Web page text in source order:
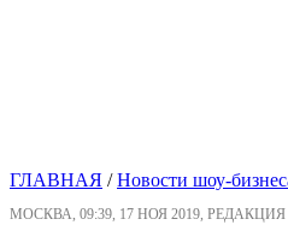
ГЛАВНАЯ /Новости шоу-
МОСКВА, 09:39, 17 НОЯ 2019,